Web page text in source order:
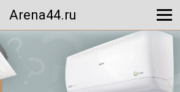
Arena44.ru